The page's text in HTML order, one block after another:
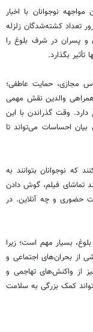
نوجوانان با اخبار
تعداد کشته‌شدگان زلزله
و پسران در شرف بلوغ را
بگذارد.
مجازی، حمایت عاطفی؛
والدین نقش مهمی
وقت گذراندن با این
احساسات می‌تواند تا
که نوجوانان بتوانند به
تماشای فیلم، گوش دادن
حضوری و چه آنلاین. در
بسیار مهم است؛ زیرا
از بحران‌های اجتماعی و
از واکنش‌های تهاجمی و
کمک بزرگی به سلامت